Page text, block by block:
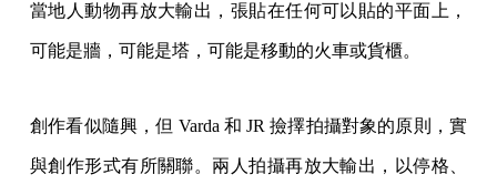
當地人動物再放大輸出，張貼在任何可以貼的平面上，
可能是牆，可能是塔，可能是移動的火車或貨櫃。
創作看似隨興，但 Varda 和 JR 撿擇拍攝對象的原則，實
與創作形式有所關聯。兩人拍攝再放大輸出，以停格、